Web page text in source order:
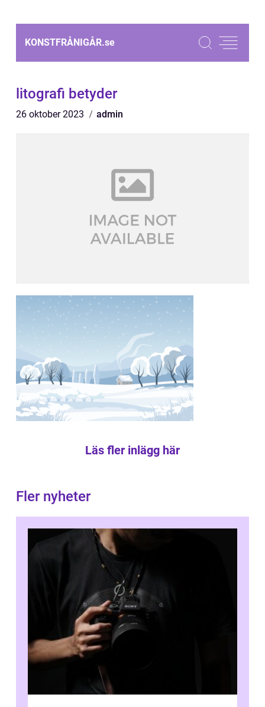
KONSTFRÅNIGÅR.se
litografi betyder
26 oktober 2023 admin
Läs fler inlägg här
Fler nyheter